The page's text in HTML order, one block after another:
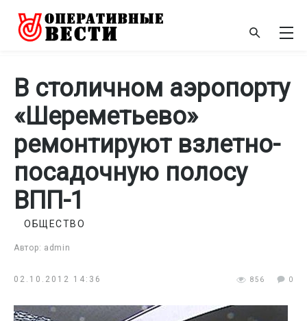
В столичном аэропорту
«Шереметьево»
ремонтируют взлетно-
посадочную полосу
ВПП-1
Автор: admin
ОБЩЕСТВО
02.10.2012 14:36 856 0